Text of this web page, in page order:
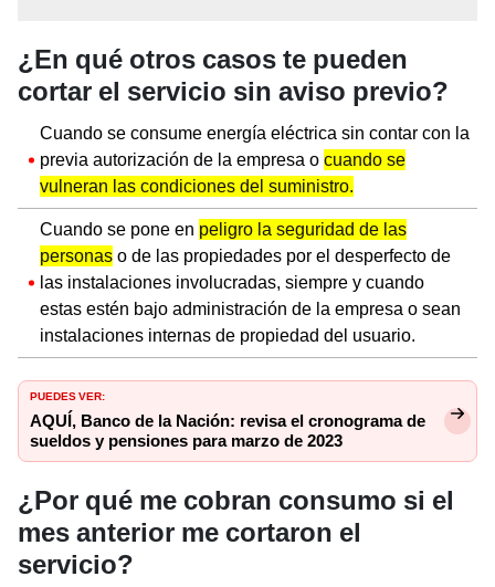
¿En qué otros casos te pueden
cortar el servicio sin aviso previo?
Cuando se consume energía eléctrica sin contar con la
previa autorización de la empresa o cuando se
vulneran las condiciones del suministro.
Cuando se pone en peligro la seguridad de las
personas o de las propiedades por el desperfecto de
las instalaciones involucradas, siempre y cuando
estas estén bajo administración de la empresa o sean
instalaciones internas de propiedad del usuario.
PUEDES VER:
AQUÍ, Banco de la Nación: revisa el cronograma de
sueldos y pensiones para marzo de 2023
¿Por qué me cobran consumo si el
mes anterior me cortaron el
servicio?